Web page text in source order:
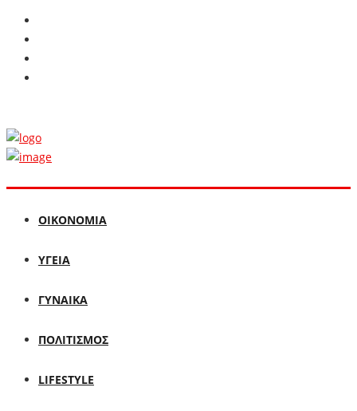
ΟΙΚΟΝΟΜΙΑ
ΥΓΕΙΑ
ΓΥΝΑΙΚΑ
ΠΟΛΙΤΙΣΜΟΣ
LIFESTYLE